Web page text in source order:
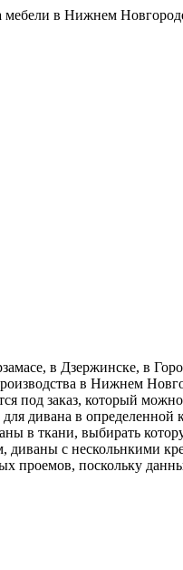
мебели в Нижнем
в Дзержинске, в
в Нижнем
под заказ, который
дивана в
в ткани, выбирать
диваны с нескольнкими
проемов, поскольку